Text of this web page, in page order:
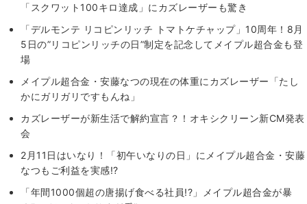
「スクワット100キロ達成」にカズレーザーも驚き
「デルモンテ リコピンリッチ トマトケチャップ」10周年！8月
5日の”リコピンリッチの日”制定を記念してメイプル超合金も登
場
メイプル超合金・安藤なつの現在の体重にカズレーザー「たし
かにガリガリですもんね」
カズレーザーが新生活で解約宣言？！オキシクリーン新CM発表
会
2月11日はいなり！「初午いなりの日」にメイプル超合金・安藤
なつもご利益を実感!?
「年間1000個超の唐揚げ食べる社員!?」メイプル超合金が暴